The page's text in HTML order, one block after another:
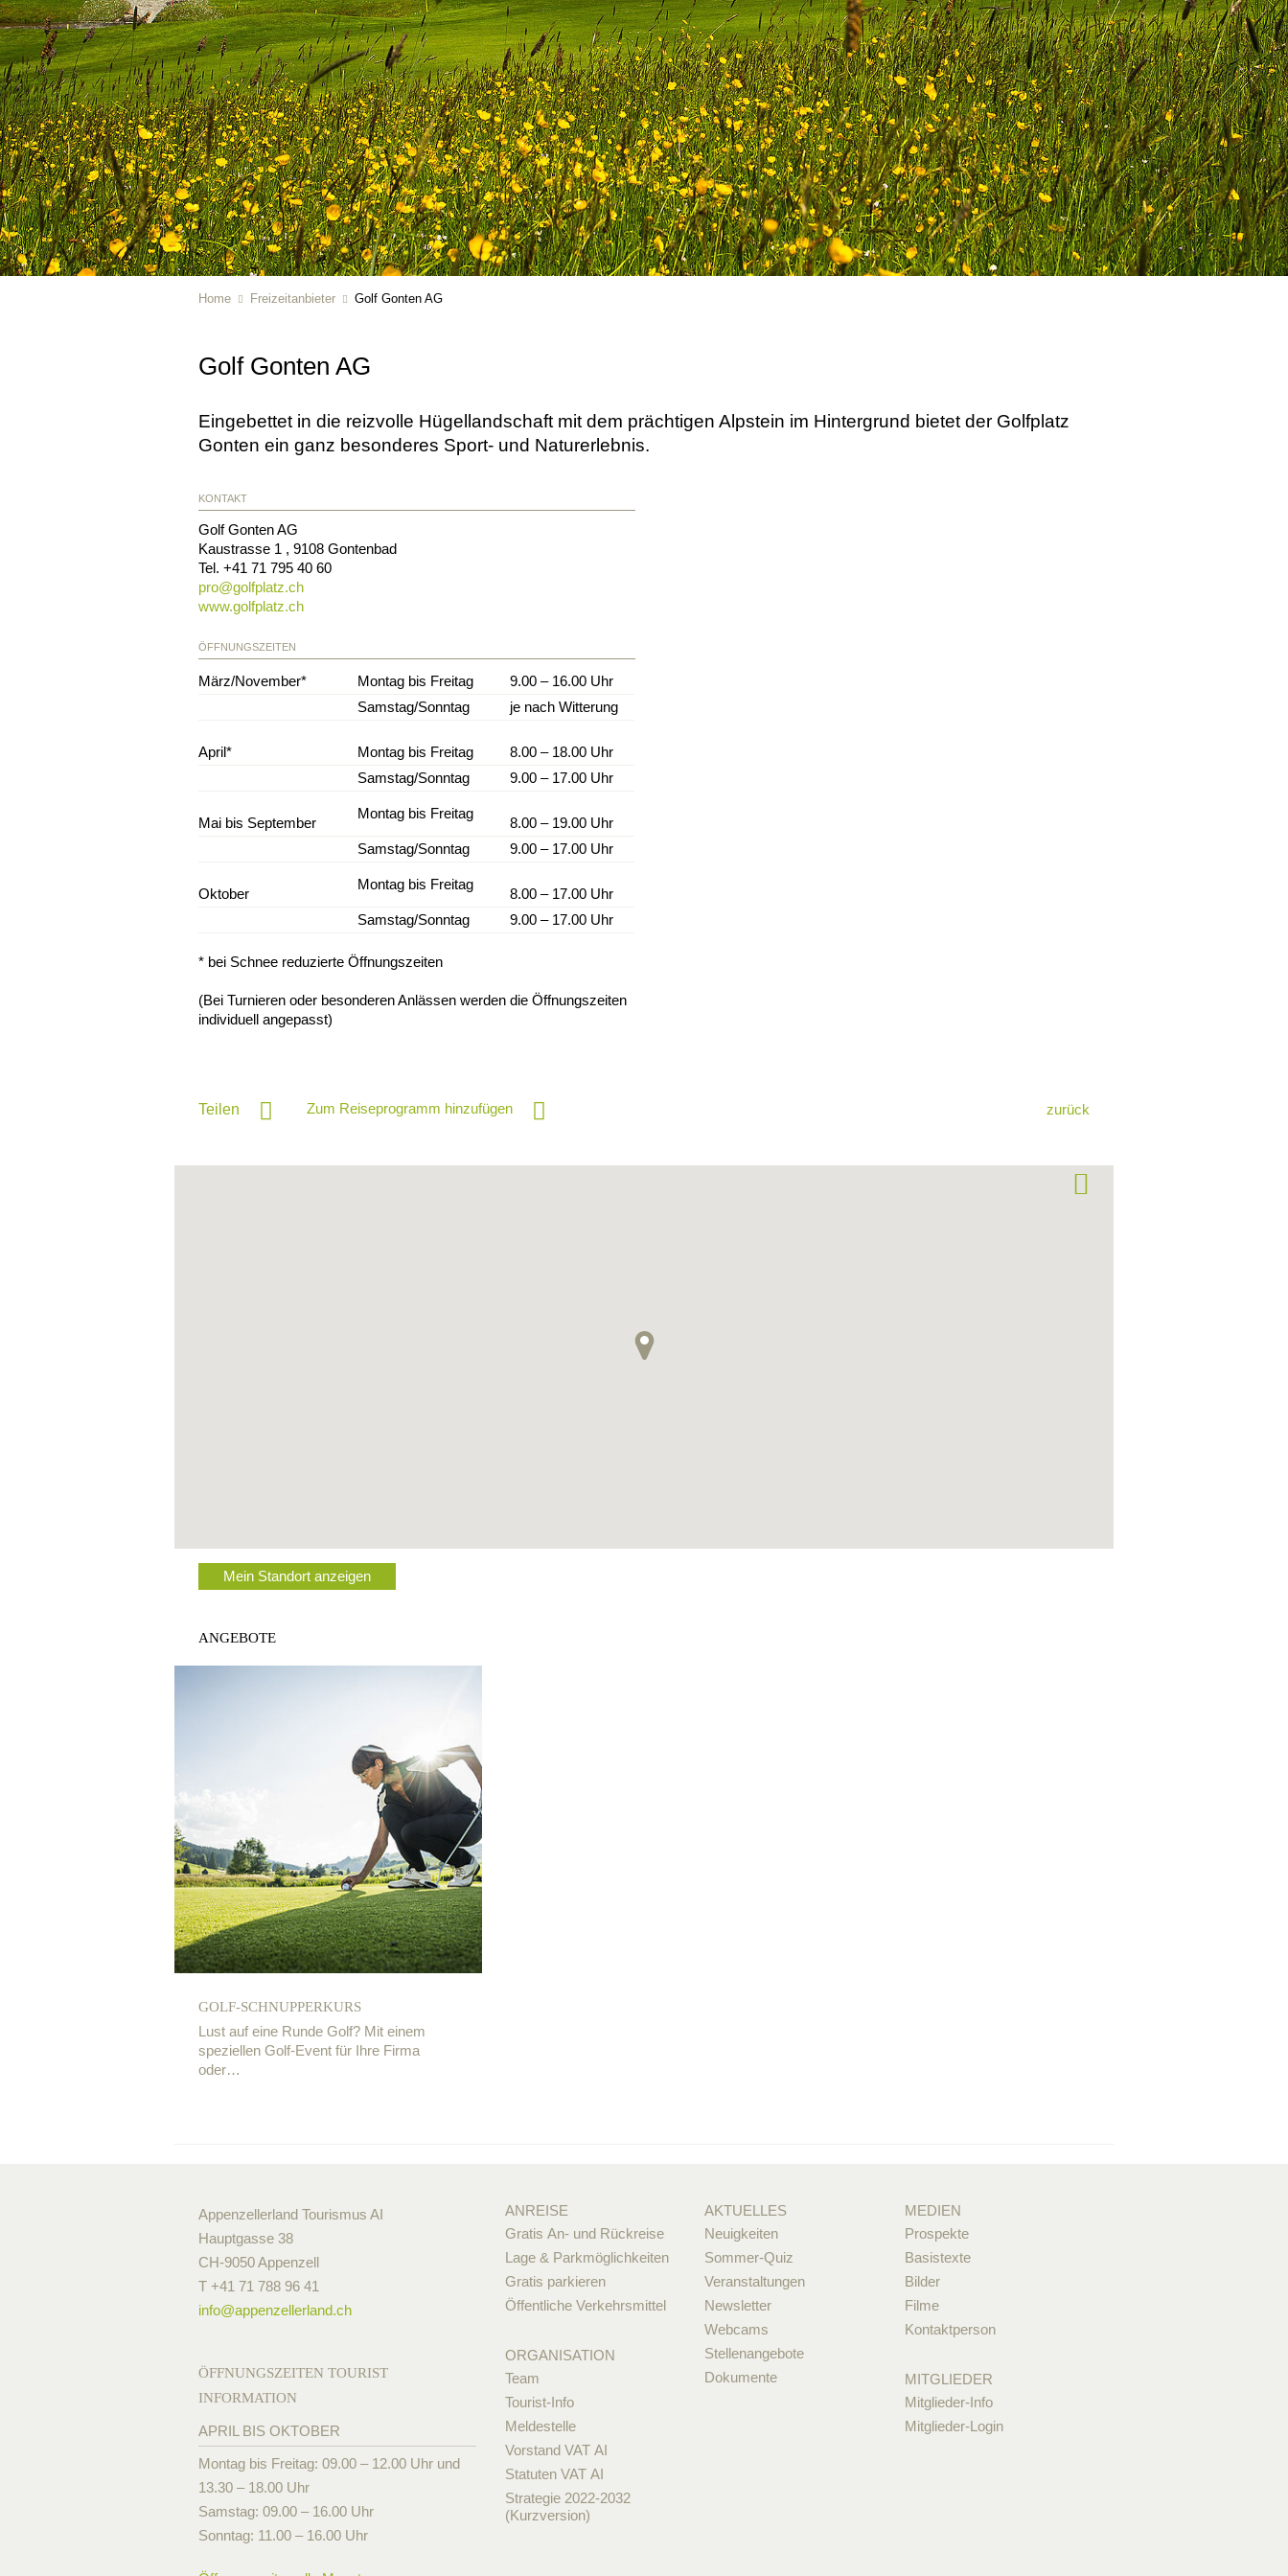
Home Freizeitanbieter Golf Gonten AG
Golf Gonten AG
Eingebettet in die reizvolle Hügellandschaft mit dem prächtigen Alpstein im Hintergrund bietet der Golfplatz
Gonten ein ganz besonderes Sport- und Naturerlebnis.
KONTAKT
Golf Gonten AG
Kaustrasse 1 , 9108 Gontenbad
Tel. +41 71 795 40 60
pro@golfplatz.ch
www.golfplatz.ch
ÖFFNUNGSZEITEN
März/November* Montag bis Freitag
9.00 – 16.00 Uhr
Samstag/Sonntag
je nach Witterung
April* Montag bis Freitag
8.00 – 18.00 Uhr
Samstag/Sonntag
9.00 – 17.00 Uhr
Mai bis September
Montag bis Freitag
8.00 – 19.00 Uhr
Samstag/Sonntag
9.00 – 17.00 Uhr
Oktober
Montag bis Freitag
8.00 – 17.00 Uhr
Samstag/Sonntag
9.00 – 17.00 Uhr
* bei Schnee reduzierte Öffnungszeiten
(Bei Turnieren oder besonderen Anlässen werden die Öffnungszeiten
individuell angepasst)
Teilen Zum Reiseprogramm hinzufügen zurück
Mein Standort anzeigen
ANGEBOTE
GOLF-SCHNUPPERKURS
Lust auf eine Runde Golf? Mit einem
speziellen Golf-Event für Ihre Firma
oder…
Appenzellerland Tourismus AI
Hauptgasse 38
CH-9050 Appenzell
T +41 71 788 96 41
info@appenzellerland.ch
ÖFFNUNGSZEITEN TOURIST
INFORMATION
APRIL BIS OKTOBER
Montag bis Freitag: 09.00 – 12.00 Uhr und
13.30 – 18.00 Uhr
Samstag: 09.00 – 16.00 Uhr
Sonntag: 11.00 – 16.00 Uhr
ANREISE
Gratis An- und Rückreise
Lage & Parkmöglichkeiten
Gratis parkieren
Öffentliche Verkehrsmittel
ORGANISATION
Team
Tourist-Info
Meldestelle
Vorstand VAT AI
Statuten VAT AI
Strategie 2022-2032
(Kurzversion)
AKTUELLES
Neuigkeiten
Sommer-Quiz
Veranstaltungen
Newsletter
Webcams
Stellenangebote
Dokumente
MEDIEN
Prospekte
Basistexte
Bilder
Filme
Kontaktperson
MITGLIEDER
Mitglieder-Info
Mitglieder-Login